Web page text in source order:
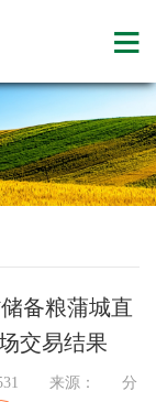
备粮蒲城直
交易结果
1531 来源： 分